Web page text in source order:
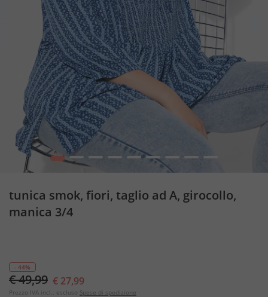
1 2 3 4 5 6 7 8 9
tunica smok, fiori, taglio ad A, girocollo,
manica 3/4
- 44%
€ 49,99 € 27,99
Prezzo IVA incl., escluso Spese di spedizione